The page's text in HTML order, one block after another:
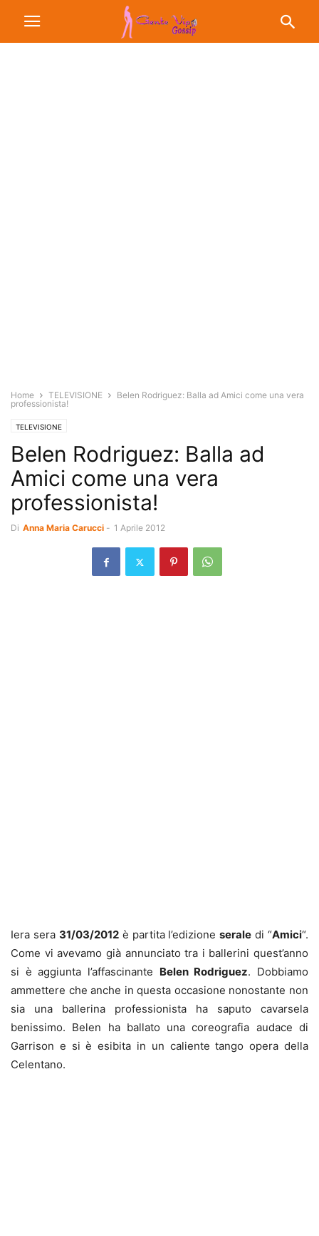
Home TELEVISIONE
Belen Rodriguez: Balla ad Amici come una vera
professionista!
TELEVISIONE
Belen Rodriguez: Balla ad
Amici come una vera
professionista!
Di Anna Maria Carucci - 1 Aprile 2012
Iera sera 31/03/2012è partita l’edizioneserale di “Amici“.
Come vi avevamo già annunciato tra i ballerini quest’anno
si è aggiunta l’affascinante Belen Rodriguez. Dobbiamo
ammettere che anche in questa occasione nonostante non
sia una ballerina professionista ha saputo cavarsela
benissimo. Belen ha ballato una coreografia audace di
Garrison e si è esibita in un caliente tango opera della
Celentano.